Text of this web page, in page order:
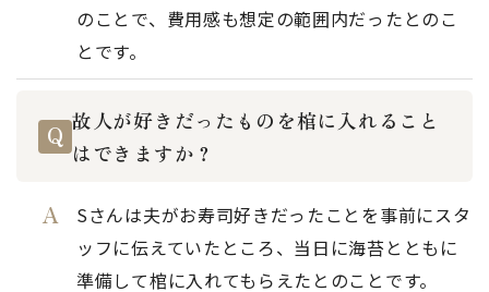
のことで、費用感も想定の範囲内だったとのこ
とです。
故人が好きだったものを棺に入れること
はできますか？
Sさんは夫がお寿司好きだったことを事前にスタ
ッフに伝えていたところ、当日に海苔とともに
準備して棺に入れてもらえたとのことです。